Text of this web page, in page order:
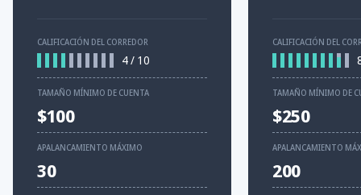
CALIFICACIÓN DEL CORREDOR
4/ 10
TAMAÑO MÍNIMO DE CUENTA
$100
APALANCAMIENTO MÁXIMO
30
CALIFICACIÓN DEL
TAMAÑO MÍNIMO DE
$250
APALANCAMIENTO
200